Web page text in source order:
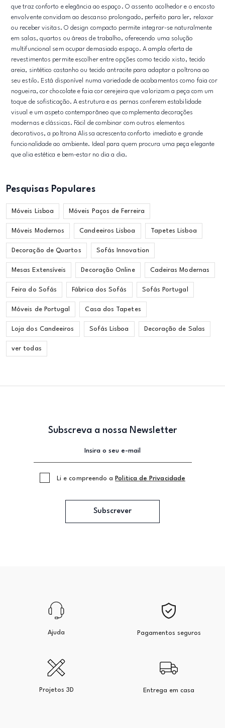
que traz conforto e elegância ao espaço. O assento acolhedor e o encosto
envolvente convidam ao descanso prolongado, perfeito para ler, relaxar
ou receber visitas. O design compacto permite integrar-se naturalmente
em salas, quartos ou áreas de trabalho, oferecendo uma solução
multifuncional sem ocupar demasiado espaço. A ampla oferta de
revestimentos permite escolher entre opções como tecido xisto, tecido
areia, sintético castanho ou tecido antracite para adaptar a poltrona ao
seu estilo. Está disponível numa variedade de acabamentos como faia cor
nogueira, cor chocolate e faia cor cerejeira que valorizam a peça com um
toque de sofisticação. A estrutura e as pernas conferem estabilidade
visual e um aspeto contemporâneo que complementa decorações
modernas e clássicas. Fácil de combinar com outros elementos
decorativos, a poltrona Alissa acrescenta conforto imediato e grande
funcionalidade ao ambiente. Ideal para quem procura uma peça elegante
que alia estética e bem-estar no dia a dia.
Pesquisas Populares
Móveis Lisboa Móveis Paços de Ferreira
Móveis Modernos Candeeiros Lisboa Tapetes Lisboa
Decoração de Quartos Sofás Innovation
Mesas Extensíveis Decoração Online Cadeiras Modernas
Feira do Sofás Fábrica dos Sofás Sofás Portugal
Móveis de Portugal Casa dos Tapetes
Loja dos Candeeiros Sofás Lisboa Decoração de Salas
ver todas
Subscreva a nossa Newsletter
Li e compreendo a Politica de Privacidade
Subscrever
Ajuda Pagamentos seguros
Projetos 3D Entrega em casa